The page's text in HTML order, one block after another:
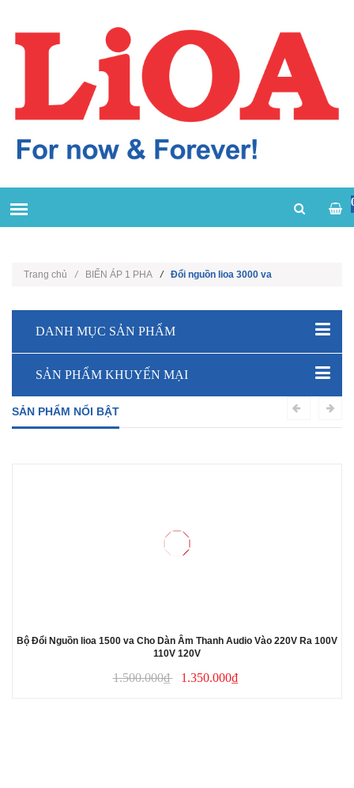
Trang chủ / BIẾN ÁP 1 PHA / Đổi nguồn lioa 3000 va
DANH MỤC SẢN PHẨM
SẢN PHẨM KHUYẾN MẠI
SẢN PHẨM NỔI BẬT
Bộ Đổi Nguồn lioa 1500 va Cho Dàn Âm Thanh Audio Vào 220V Ra 100V
110V 120V
1.500.000₫ 1.350.000₫